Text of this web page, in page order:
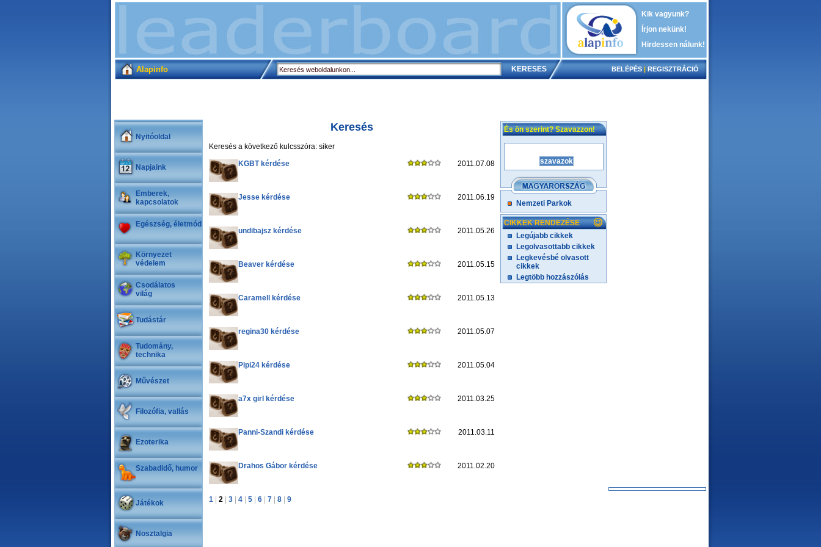
Kik vagyunk?
Írjon nekünk!
Hirdessen nálunk!
Alapinfo BELÉPÉS | REGISZTRÁCIÓ
Nyitóoldal
Napjaink
Emberek,
kapcsolatok
Egészség, életmód
Környezet
védelem
Csodálatos
világ
Tudástár
Tudomány,
technika
Művészet
Filozófia, vallás
Ezoterika
Szabadidő, humor
Játékok
Nosztalgia
Keresés
Keresés a következő kulcsszóra: siker
KGBT kérdése
2011.07.08
Jesse kérdése 2011.06.19
undibajsz kérdése 2011.05.26
Beaver kérdése 2011.05.15
Caramell kérdése 2011.05.13
regina30 kérdése 2011.05.07
Pipi24 kérdése 2011.05.04
a7x girl kérdése 2011.03.25
Panni-Szandi kérdése 2011.03.11
Drahos Gábor kérdése 2011.02.20
1 2 3 4 5 6 7 8 9
És ön szerint? Szavazzon!
Nemzeti Parkok
CIKKEK RENDEZÉSE
Legújabb cikkek
Legolvasottabb cikkek
Legkevésbé olvasott
cikkek
Legtöbb hozzászólás